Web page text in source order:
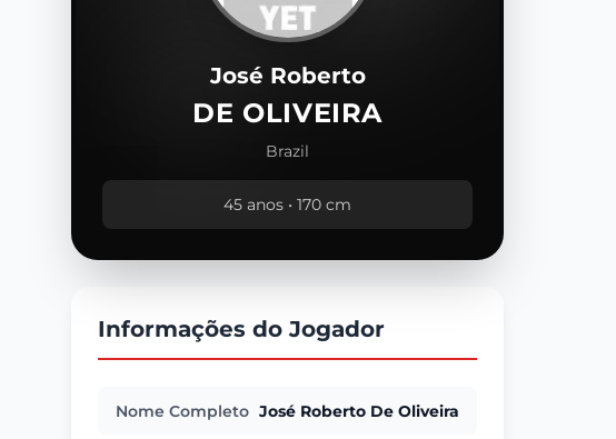
José Roberto
DE OLIVEIRA
Brazil
45 anos • 170 cm
Informações do Jogador
Nome Completo José Roberto De Oliveira